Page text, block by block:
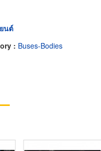
นต์
: Buses-Bodies